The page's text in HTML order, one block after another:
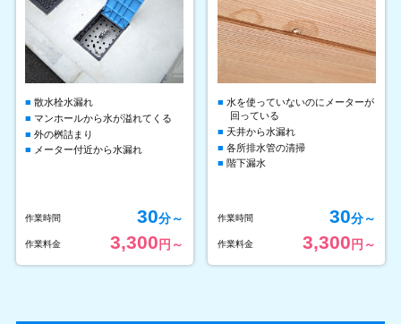
散水栓水漏れ
マンホールから水が溢れてくる
外の桝詰まり
メーター付近から水漏れ
作業時間 30分～
作業料金 3,300 円～
水を使っていないのにメーターが
回っている
天井から水漏れ
各所排水管の清掃
階下漏水
作業時間 30分～
作業料金 3,300 円～